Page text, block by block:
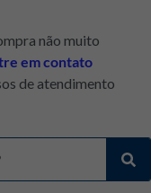
não muito
em contato
de atendimento